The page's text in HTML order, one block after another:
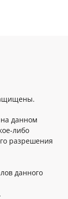
данном
либо
разрешения
данного